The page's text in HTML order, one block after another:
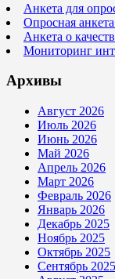
Анкета для
Опросная
Анкета о
Мониторинг
Архивы
Август 2026
Июль 2026
Июнь 2026
Май 2026
Апрель 2026
Март 2026
Февраль 2026
Январь 2026
Декабрь 2025
Ноябрь 2025
Октябрь 2025
Сентябрь 2025